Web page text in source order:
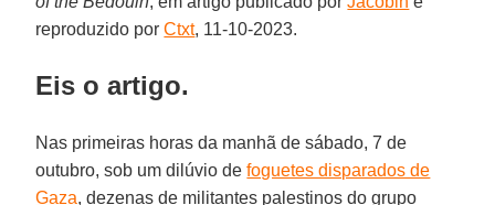
reproduzido porCtxt, 11-10-2023.
Eis o artigo.
Nas primeiras horas da manhã de sábado, 7 de
outubro, sob um dilúvio defoguetes disparados de
Gaza, dezenas de militantes palestinos do grupo